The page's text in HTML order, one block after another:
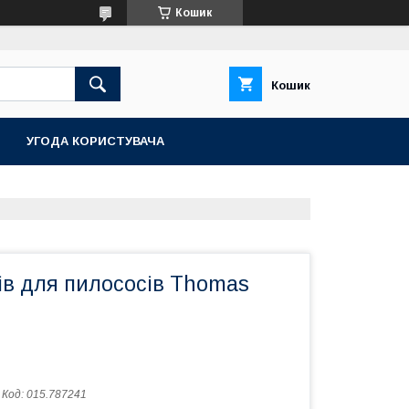
Кошик
Кошик
УГОДА КОРИСТУВАЧА
для пилососів Thomas
Код: 015.787241